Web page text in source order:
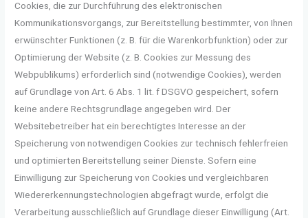
Cookies, die zur Durchführung des elektronischen
Kommunikationsvorgangs, zur Bereitstellung bestimmter, von Ihnen
erwünschter Funktionen (z. B. für die Warenkorbfunktion) oder zur
Optimierung der Website (z. B. Cookies zur Messung des
Webpublikums) erforderlich sind (notwendige Cookies), werden
auf Grundlage von Art. 6 Abs. 1 lit. f DSGVO gespeichert, sofern
keine andere Rechtsgrundlage angegeben wird. Der
Websitebetreiber hat ein berechtigtes Interesse an der
Speicherung von notwendigen Cookies zur technisch fehlerfreien
und optimierten Bereitstellung seiner Dienste. Sofern eine
Einwilligung zur Speicherung von Cookies und vergleichbaren
Wiedererkennungstechnologien abgefragt wurde, erfolgt die
Verarbeitung ausschließlich auf Grundlage dieser Einwilligung (Art.